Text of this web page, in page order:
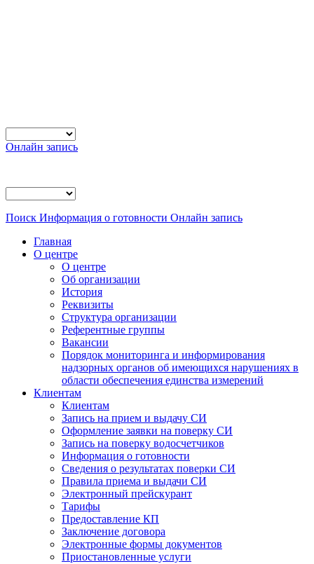
Онлайн запись
Поиск Информация о готовности Онлайн запись
Главная
О центре
О центре
Об организации
История
Реквизиты
Структура организации
Референтные группы
Вакансии
Порядок мониторинга и информирования
надзорных органов об имеющихся нарушениях в
области обеспечения единства измерений
Клиентам
Клиентам
Запись на прием и выдачу СИ
Оформление заявки на поверку СИ
Запись на поверку водосчетчиков
Информация о готовности
Сведения о результатах поверки СИ
Правила приема и выдачи СИ
Электронный прейскурант
Тарифы
Предоставление КП
Заключение договора
Электронные формы документов
Приостановленные услуги